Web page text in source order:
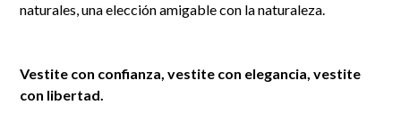
naturales, una elección amigable con la naturaleza.
Vestite con confianza, vestite con elegancia, vestite
con libertad.